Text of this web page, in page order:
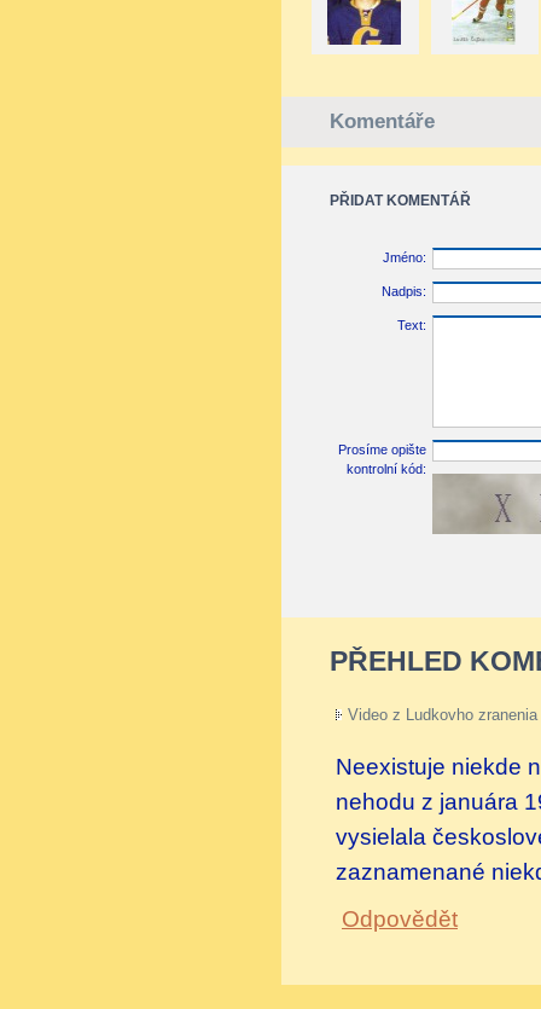
Komentáře
PŘIDAT KOMENTÁŘ
Jméno:
Nadpis:
Text:
Prosíme opište
kontrolní kód:
PŘEHLED
Video z Ludkovho zranenia
Neexistuje niekde
nehodu z januára
vysielala
zaznamenané
Odpovědět